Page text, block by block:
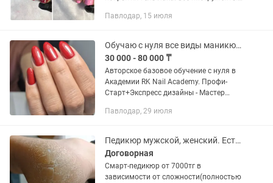
стерилизацию. Покрытие однотонное.
телефону,...
Павлодар, 15 июля
Обучаю с нуля все виды маникюра и педикюра
30 000 - 80 000 ₸
Авторское базовое обучение с нуля в
Академии RK Nail Academy. Профи-
Старт+Экспресс дизайны - Мастер
комбинированный, аппаратный,SPA
покрытие...
Павлодар, 29 июля
Педикюр мужской, женский. Есть выезд на дом
Договорная
Смарт-педикюр от 7000тг в
зависимости от сложности(полностью